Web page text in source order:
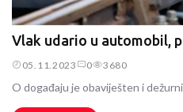
Vlak udario u automobil,
05.11.2023 0 3680
O događaju je obaviješten i